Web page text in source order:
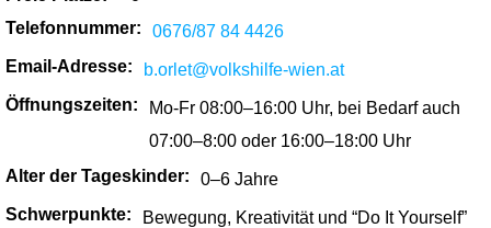
Telefonnummer:
0676/87 84 4426
Email-Adresse:
b.orlet@volkshilfe-wien.at
Öffnungszeiten:
Mo-Fr 08:00–16:00 Uhr, bei Bedarf auch
07:00–8:00 oder 16:00–18:00 Uhr
Alter der Tageskinder:
0–6 Jahre
Schwerpunkte:
Bewegung, Kreativität und “Do It Yourself”